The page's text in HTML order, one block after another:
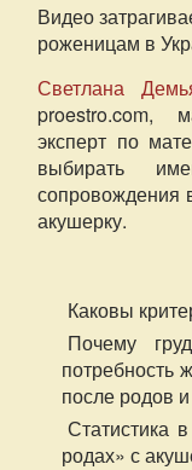
Видео
роженицам в
Светлана
proestro.com,
эксперт по
выбирать
сопровождения
акушерку.
Каковы
Почему
потребность
после родов
Статистика
родах» с